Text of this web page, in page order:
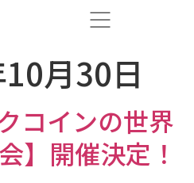
月30日
コインの世界
】開催決定！